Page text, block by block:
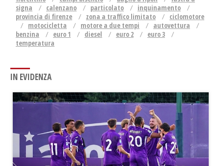
signa
calenzano particolato
inquinamento
provincia di firenze
zona a traffico limitato
ciclomotore
motocicletta
motore a due tempi
autovettura
benzina
euro 1 diesel euro 2
euro 3
temperatura
IN EVIDENZA